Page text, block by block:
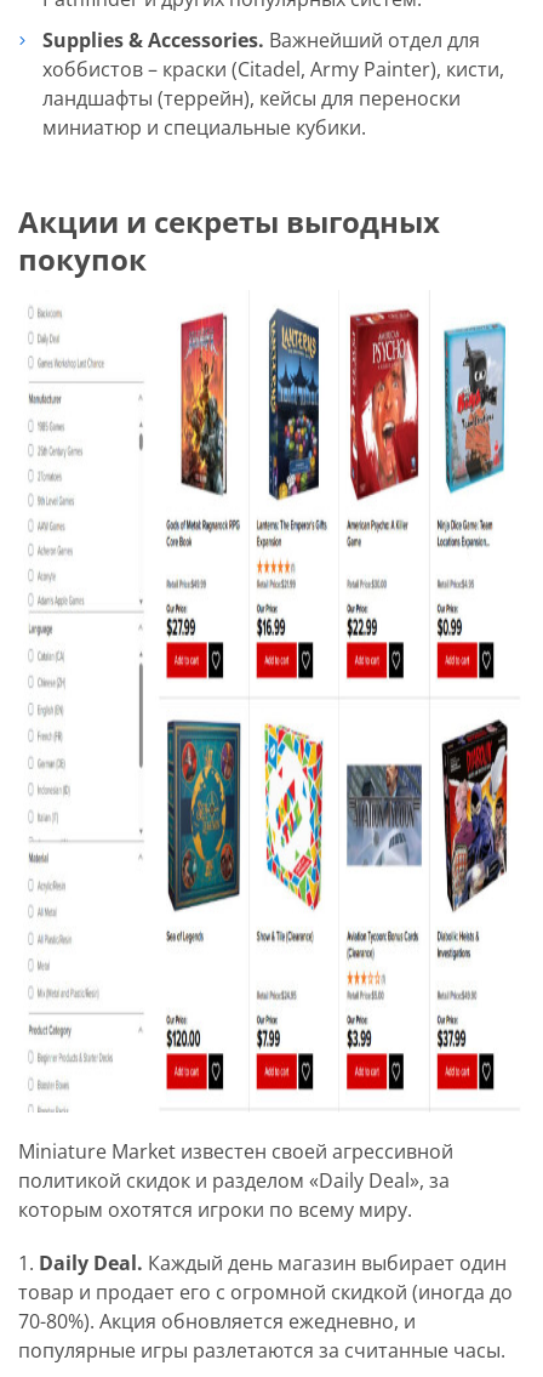
Supplies & Accessories. Важнейший отдел для
хоббистов – краски (Citadel, Army Painter), кисти,
ландшафты (террейн), кейсы для переноски
миниатюр и специальные кубики.
Акции и секреты выгодных
покупок
Miniature Market известен своей агрессивной
политикой скидок и разделом «Daily Deal», за
которым охотятся игроки по всему миру.
Daily Deal. Каждый день магазин выбирает один
товар и продает его с огромной скидкой (иногда до
70-80%). Акция обновляется ежедневно, и
популярные игры разлетаются за считанные часы.